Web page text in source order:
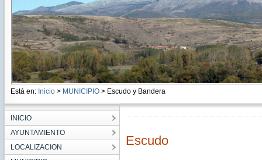
Está en: Inicio > MUNICIPIO> Escudo y Bandera
INICIO
AYUNTAMIENTO
LOCALIZACION
Escudo